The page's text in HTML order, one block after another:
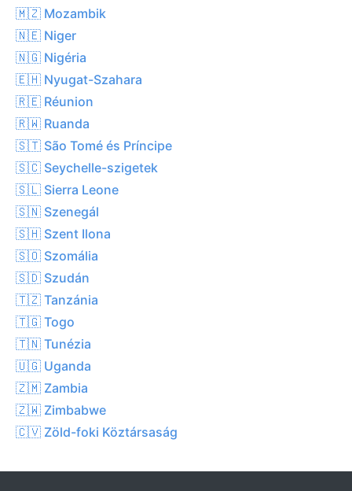
🇲🇿 Mozambik
🇳🇪 Niger
🇳🇬 Nigéria
🇪🇭 Nyugat-Szahara
🇷🇪 Réunion
🇷🇼 Ruanda
🇸🇹 São Tomé és Príncipe
🇸🇨 Seychelle-szigetek
🇸🇱 Sierra Leone
🇸🇳 Szenegál
🇸🇭 Szent Ilona
🇸🇴 Szomália
🇸🇩 Szudán
🇹🇿 Tanzánia
🇹🇬 Togo
🇹🇳 Tunézia
🇺🇬 Uganda
🇿🇲 Zambia
🇿🇼 Zimbabwe
🇨🇻 Zöld-foki Köztársaság